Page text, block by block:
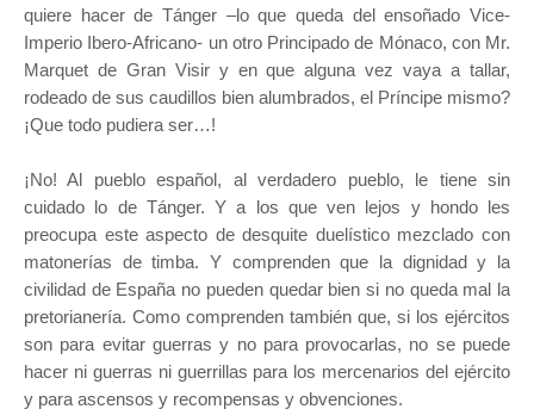
quiere hacer de Tánger –lo que queda del ensoñado Vice-
Imperio Ibero-Africano- un otro Principado de Mónaco, con Mr.
Marquet de Gran Visir y en que alguna vez vaya a tallar,
rodeado de sus caudillos bien alumbrados, el Príncipe mismo?
¡Que todo pudiera ser…!
¡No! Al pueblo español, al verdadero pueblo, le tiene sin
cuidado lo de Tánger. Y a los que ven lejos y hondo les
preocupa este aspecto de desquite duelístico mezclado con
matonerías de timba. Y comprenden que la dignidad y la
civilidad de España no pueden quedar bien si no queda mal la
pretorianería. Como comprenden también que, si los ejércitos
son para evitar guerras y no para provocarlas, no se puede
hacer ni guerras ni guerrillas para los mercenarios del ejército
y para ascensos y recompensas y obvenciones.